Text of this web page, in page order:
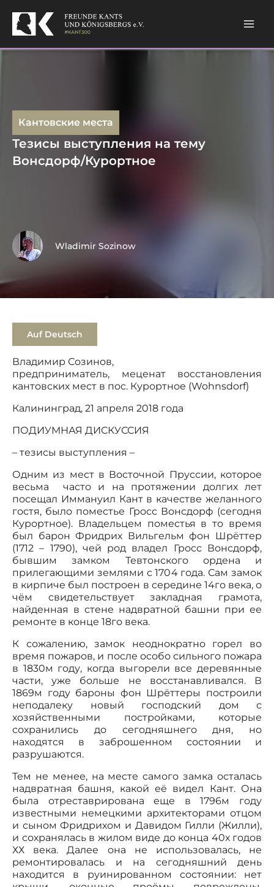
content
Кантовские места
Тезисы выступления на тему
Вонсдорф/Курортное
Wladimir Sozinow
Auf Deutsch
Владимир Созинов,
предприниматель, меценат восстановления
кантовских мест в пос. Курортное (Wohnsdorf)
Калининград, 21 апреля 2018 года
ПОДИУМНАЯ ДИСКУССИЯ
– тезисы выступления –
Одним из мест в Восточной Пруссии, которое
весьма часто и на протяжении долгих лет
посещал Иммануил Кант в качестве желанного
гостя, было поместье Гросс Вонсдорф (сегодня
Курортное). Владельцем поместья в то время
был барон Фридрих Вильгельм фон Шрёттер
(1712 – 1790), чей род владел Гросс Вонсдорф,
бывшим замком Тевтонского ордена и
прилегающими землями с 1704 года. Сам замок
в кирпиче был построен в середине 14го века, о
чём свидетельствует закладная грамота,
найденная в стене надвратной башни при ее
ремонте в конце 18го века.
К сожалению, замок неоднократно горел во
время пожаров, и после особо сильного пожара
в 1830м году, когда выгорели все деревянные
части, уже больше не восстанавливался. В
1869м году бароны фон Шрёттеры построили
неподалеку новый господский дом с
хозяйственными постройками, которые
сохранились до сегодняшнего дня, но
находятся в заброшенном состоянии и
разрушаются.
Тем не менее, на месте самого замка осталась
надвратная башня, какой её видел Кант. Она
была отреставрирована еще в 1796м году
известными немецкими архитекторами отцом
и сыном Фридрихом и Давидом Гилли (Жилли),
и сохранялась в жилом виде до конца 40х годов
ХХ века. Далее она не использовалась, не
ремонтировалась и на сегодняшний день
находится в руинированном состоянии: нет